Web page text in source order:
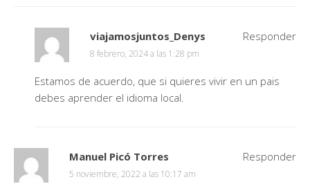
viajamosjuntos_Denys
8 febrero, 2024 a las 1:28 pm
Estamos de acuerdo, que si quieres vivir en un pais
debes aprender el idioma local.
Responder
Manuel Picó Torres
5 noviembre, 2022 a las 10:17 am
Responder